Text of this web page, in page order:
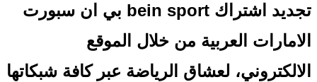
تجديد اشتراك bein sport بي ان سبورت
الامارات العربية من خلال الموقع
الالكتروني، لعشاق الرياضة عبر كافة شبكاتها